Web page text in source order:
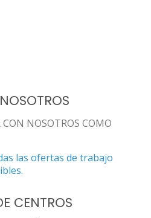
CON NOSOTROS COMO
las ofertas de trabajo
CENTROS